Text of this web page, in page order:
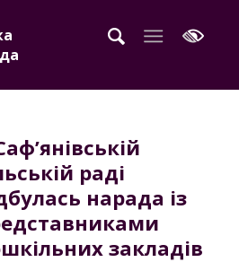
раді
нарада із
закладів